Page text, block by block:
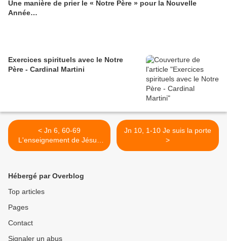
Une manière de prier le « Notre Père » pour la Nouvelle
Année…
Exercices spirituels avec le Notre
Père - Cardinal Martini
< Jn 6, 60-69
L'enseignement de Jésus
provoque au choix
Jn 10, 1-10 Je suis la porte
>
Hébergé par Overblog
Top articles
Pages
Contact
Signaler un abus